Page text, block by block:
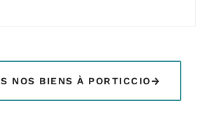
NOS BIENS À PORTICCIO→